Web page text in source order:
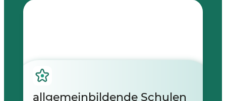
allgemeinbildende Schulen